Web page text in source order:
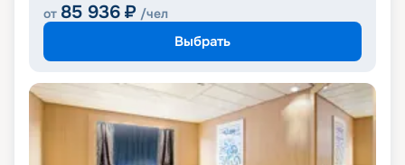
от 85 936 ₽ /чел
Выбрать